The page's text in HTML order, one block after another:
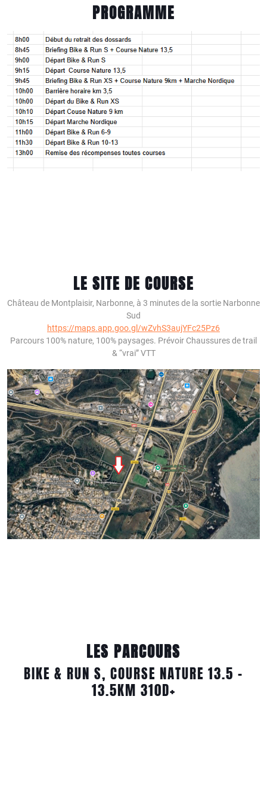
PROGRAMME
LE SITE DE COURSE
Château de Montplaisir, Narbonne, à 3 minutes de la sortie Narbonne
Sud
https://maps.app.goo.gl/wZvhS3aujYFc25Pz6
Parcours 100% nature, 100% paysages. Prévoir Chaussures de trail
& “vrai” VTT
LES PARCOURS
BIKE & RUN S, COURSE NATURE 13.5 –
13.5KM 310D+